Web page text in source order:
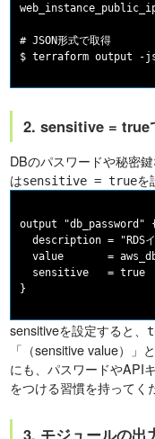
# JSON形式で取得
2. sensitive = true
DBのパスワードや秘密
はsensitive = trueを
output "db_password" {
description = "RDSイ
value       =
sensitive   = true
sensitiveを設定すると、
「（sensitive value）」
にも、パスワードやAPI
をつける習慣を持ってく
3. モジュールの出